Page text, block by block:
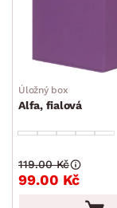
Úložný box
Alfa, fialová
99.00 Kč
119.00 Kč